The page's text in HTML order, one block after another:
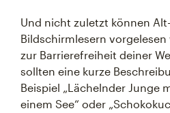
Und nicht zuletzt können
Bildschirmlesern
zur Barrierefreiheit deiner
sollten eine kurze
Beispiel „Lächelnder Junge
einem See“ oder